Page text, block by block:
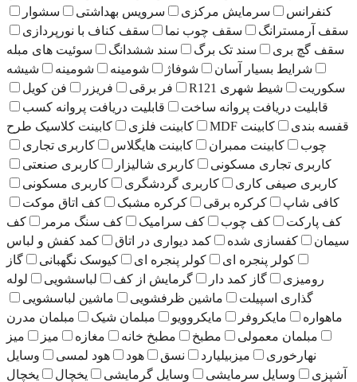
سرمایش مرکزی سرویس بهداشتی
سشوار
سقف چوب نما
سقف کناف با نورپردازی
بری
سند تک برگ سند ششدانگ
سوئیت های مبله
بسیار آسان
شوفاژ شومینه شومینه
شیشه
شیط شهری R121 فر برقی فریزر
فن کویل
دریافت پروانه ساخت
قابلیت دریافت پروانه کسب
کابینت MDF کابینت فلزی
کابینت کلاسیک طرح
کابینت ممبران
کابینت هایگلاس
کاربری تجاری
تجاری مسکونی
کاربری شالیزار
کاربری صنعتی
صیفی کاری
کاربری گردشگری
کاربری مسکونی
کرکره برقی کرکره مشبک
کف اتاق موکت
کف چوب کف سرامیک کف سنگ مرمر
کف
کفسازی شده
کمد دیواری در اتاق
کمد کفش و لباس
کولر پنجره ای
کولر پنجره ای کیوسک نگهبانی
گاز
گاز کمد دار گرمایش از کف لباسشویی
لوله
اسپیلت
ماشین ظرفشویی
ماشین لباسشویی
مایکروفر
مایکروویو مبلمان شیک
مبلمان مدرن
معمولی
مطبخ مطبخ خانه مغازه میز
میز
میزبیلیارد نسق هود هود لمسی
وسایل
وسایل سرمایشی
وسایل گرمایشی یخچال
یخچال